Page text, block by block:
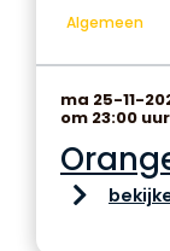
Algemeen
ma 25-11-
om 23:00 uur